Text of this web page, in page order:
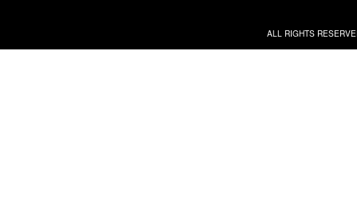
ALL RIGHTS